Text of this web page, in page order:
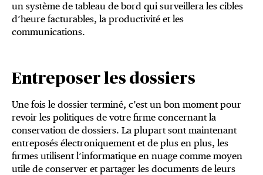
un système de ta­bleau de bord qui surveillera les cibles
d’heure facturables, la productivité et les
communications.
Entreposer les dossiers
Une fois le dossier terminé, c’est un bon moment pour
revoir les politiques de votre firme concernant la
conservation de dossiers. La plupart sont maintenant
entreposés électroniquement et de plus en plus, les
firmes utilisent l’informatique en nuage comme moyen
utile de conserver et partager les documents de leurs